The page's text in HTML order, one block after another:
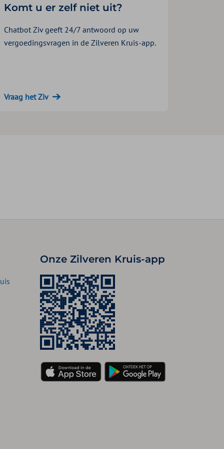
Komt u er zelf niet uit?
Chatbot Ziv geeft 24/7 antwoord op uw
vergoedingsvragen in de Zilveren Kruis-app.
Vraag het Ziv
Onze Zilveren Kruis-app